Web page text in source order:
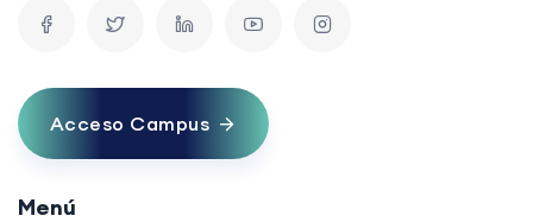
Acceso Campus
Menú